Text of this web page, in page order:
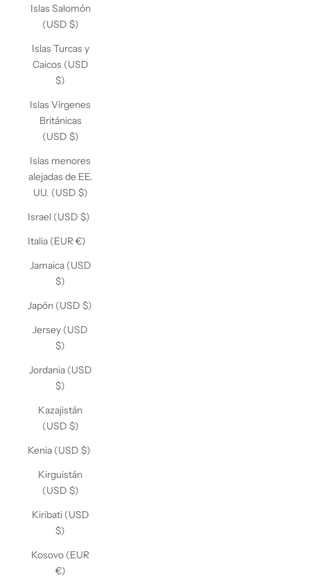
Islas Salomón
(USD $)
Islas Turcas y
Caicos (USD
$)
Islas Vírgenes
Británicas
(USD $)
Islas menores
alejadas de EE.
UU. (USD $)
Israel (USD $)
Italia (EUR €)
Jamaica (USD
$)
Japón (USD $)
Jersey (USD
$)
Jordania (USD
$)
Kazajistán
(USD $)
Kenia (USD $)
Kirguistán
(USD $)
Kiribati (USD
$)
Kosovo (EUR
€)